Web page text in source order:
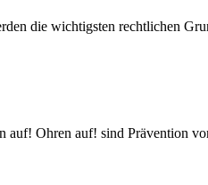
die wichtigsten rechtlichen
auf! Ohren auf! sind Prävention